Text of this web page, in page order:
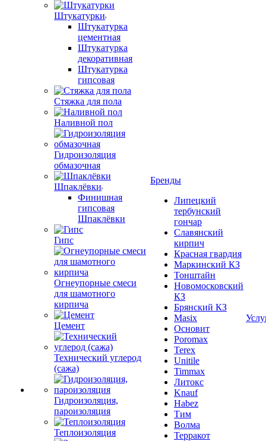
Штукатурки
Штукатурка
цементная
Штукатурка
декоративная
Штукатурка
гипсовая
Стяжка для пола
Наливной пол
Гидроизоляция
обмазочная
Шпаклёвки
Финишная
гипсовая
Шпаклёвки
Гипс
Огнеупорные смеси
для шамотного
кирпича
Цемент
Технический углерод
(сажа)
Гидроизоляция,
пароизоляция
Теплоизоляция
Бренды
Липецкий
тербунский
гончар
Славянский
кирпич
Красная гвардия
Маркинский КЗ
Тонштайн
Новомосковский
КЗ
Брянский КЗ
Masix
Основит
Poromax
Terex
Unitile
Timmax
Литокс
Knauf
Habez
Тим
Волма
Терракот